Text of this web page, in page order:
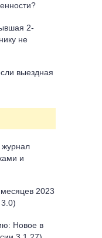
2-
не
выездная
и
2023
Новое в